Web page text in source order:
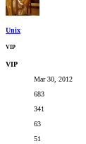
Unix
VIP
VIP
Mar 30, 2012
683
341
63
51